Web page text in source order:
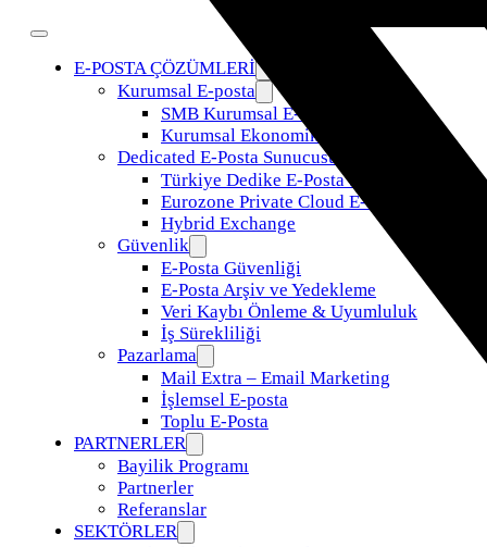
E-POSTA ÇÖZÜMLERİ
Kurumsal E-posta
SMB Kurumsal E-Posta
Kurumsal Ekonomik E-Posta
Dedicated E-Posta Sunucusu
Türkiye Dedike E-Posta Sunucusu
Eurozone Private Cloud E-Posta
Hybrid Exchange
Güvenlik
E-Posta Güvenliği
E-Posta Arşiv ve Yedekleme
Veri Kaybı Önleme & Uyumluluk
İş Sürekliliği
Pazarlama
Mail Extra – Email Marketing
İşlemsel E-posta
Toplu E-Posta
PARTNERLER
Bayilik Programı
Partnerler
Referanslar
SEKTÖRLER